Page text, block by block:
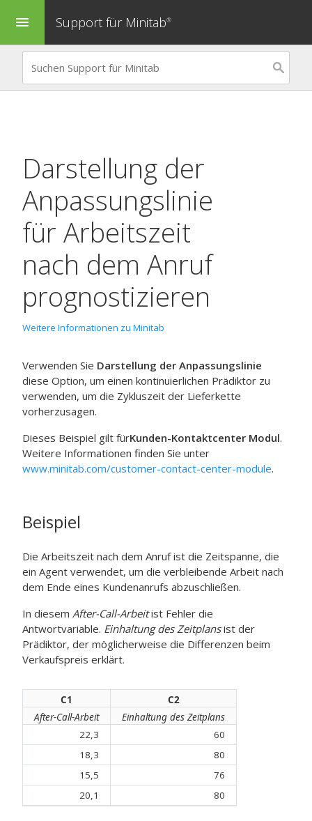
menu Support für Minitab®
Darstellung der
Anpassungslinie
für Arbeitszeit
nach dem Anruf
prognostizieren
Weitere Informationen zu Minitab
Verwenden Sie Darstellung der Anpassungslinie
diese Option, um einen kontinuierlichen Prädiktor zu
verwenden, um die Zykluszeit der Lieferkette
vorherzusagen.
Dieses Beispiel gilt fürKunden-Kontaktcenter Modul.
Weitere Informationen finden Sie unter
www.minitab.com/customer-contact-center-module.
Beispiel
Die Arbeitszeit nach dem Anruf ist die Zeitspanne, die
ein Agent verwendet, um die verbleibende Arbeit nach
dem Ende eines Kundenanrufs abzuschließen.
In diesem After-Call-Arbeitist Fehler die
Antwortvariable. Einhaltung des Zeitplansist der
Prädiktor, der möglicherweise die Differenzen beim
Verkaufspreis erklärt.
C1
C2
After-Call-Arbeit
Einhaltung des Zeitplans
22,3
60
18,3
80
15,5
76
20,1
80